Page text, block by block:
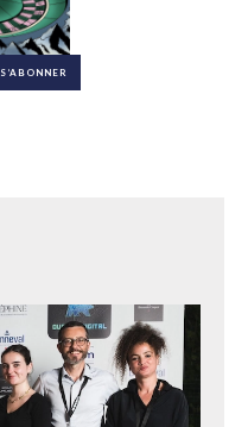
S’ABONNER